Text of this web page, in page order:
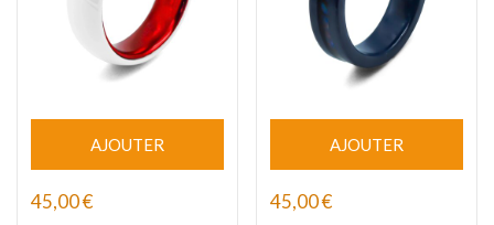
AJOUTER
45,00€
AJOUTER
45,00€